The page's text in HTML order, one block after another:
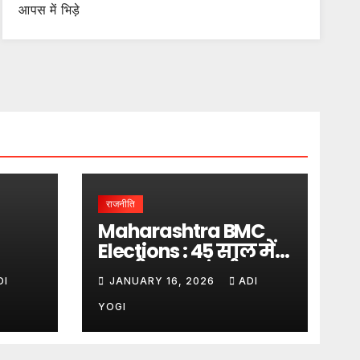
आपस में भिड़े
राजनीति
Maharashtra BMC
Elections : 45 साल में
पहली बार… मुंबई पर
बादशाहत
JANUARY 16, 2026 ADI
YOGI